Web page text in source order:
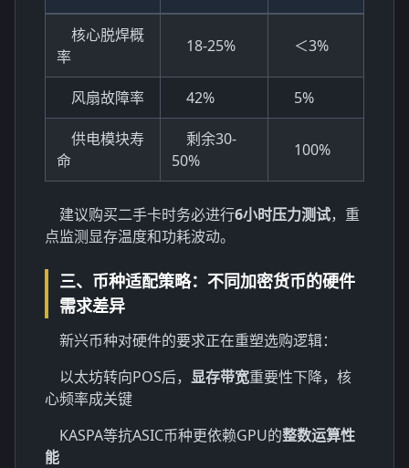
核心脱焊概
率
18-25% ＜3%
风扇故障率 42% 5%
供电模块寿
命
剩余30-
50%
100%
建议购买二手卡时务必进行6小时压力测试，重
点监测显存温度和功耗波动。
三、币种适配策略：不同加密货币的硬件
需求差异
新兴币种对硬件的要求正在重塑选购逻辑：
以太坊转向POS后， 显存带宽重要性下降，核
心频率成关键
KASPA等抗ASIC币种更依赖GPU的整数运算性
能